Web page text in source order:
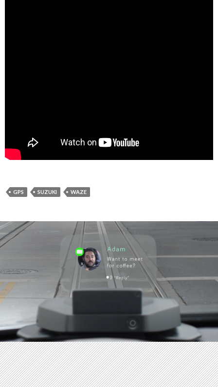
GPS SUZUKI WAZE